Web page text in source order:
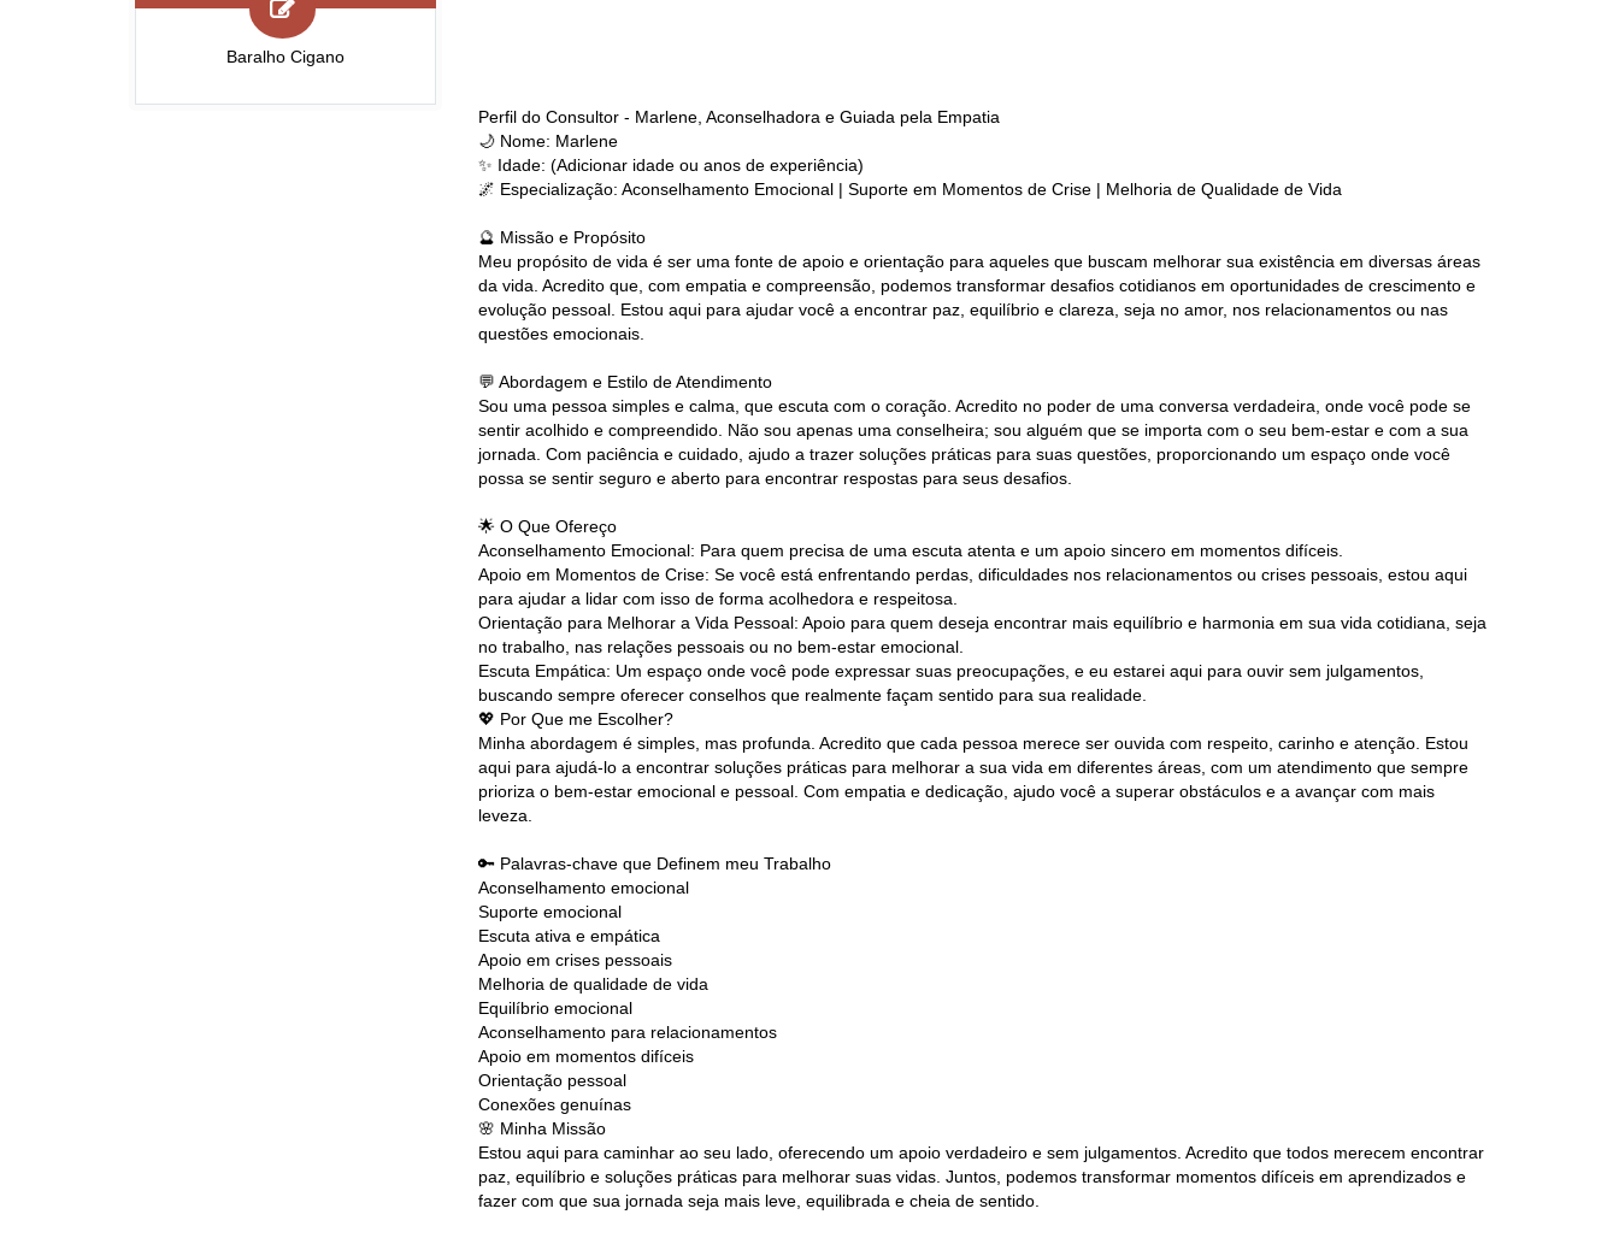
Baralho Cigano
Perfil do Consultor - Marlene, Aconselhadora e Guiada pela Empatia
🌙 Nome: Marlene
✨ Idade: (Adicionar idade ou anos de experiência)
🌌 Especialização: Aconselhamento Emocional | Suporte em Momentos de Crise | Melhoria de Qualidade de Vida
🔮 Missão e Propósito
Meu propósito de vida é ser uma fonte de apoio e orientação para aqueles que buscam melhorar sua existência em diversas áreas
da vida. Acredito que, com empatia e compreensão, podemos transformar desafios cotidianos em oportunidades de crescimento e
evolução pessoal. Estou aqui para ajudar você a encontrar paz, equilíbrio e clareza, seja no amor, nos relacionamentos ou nas
questões emocionais.
💬 Abordagem e Estilo de Atendimento
Sou uma pessoa simples e calma, que escuta com o coração. Acredito no poder de uma conversa verdadeira, onde você pode se
sentir acolhido e compreendido. Não sou apenas uma conselheira; sou alguém que se importa com o seu bem-estar e com a sua
jornada. Com paciência e cuidado, ajudo a trazer soluções práticas para suas questões, proporcionando um espaço onde você
possa se sentir seguro e aberto para encontrar respostas para seus desafios.
🌟 O Que Ofereço
Aconselhamento Emocional: Para quem precisa de uma escuta atenta e um apoio sincero em momentos difíceis.
Apoio em Momentos de Crise: Se você está enfrentando perdas, dificuldades nos relacionamentos ou crises pessoais, estou aqui
para ajudar a lidar com isso de forma acolhedora e respeitosa.
Orientação para Melhorar a Vida Pessoal: Apoio para quem deseja encontrar mais equilíbrio e harmonia em sua vida cotidiana, seja
no trabalho, nas relações pessoais ou no bem-estar emocional.
Escuta Empática: Um espaço onde você pode expressar suas preocupações, e eu estarei aqui para ouvir sem julgamentos,
buscando sempre oferecer conselhos que realmente façam sentido para sua realidade.
💖 Por Que me Escolher?
Minha abordagem é simples, mas profunda. Acredito que cada pessoa merece ser ouvida com respeito, carinho e atenção. Estou
aqui para ajudá-lo a encontrar soluções práticas para melhorar a sua vida em diferentes áreas, com um atendimento que sempre
prioriza o bem-estar emocional e pessoal. Com empatia e dedicação, ajudo você a superar obstáculos e a avançar com mais
leveza.
🔑 Palavras-chave que Definem meu Trabalho
Aconselhamento emocional
Suporte emocional
Escuta ativa e empática
Apoio em crises pessoais
Melhoria de qualidade de vida
Equilíbrio emocional
Aconselhamento para relacionamentos
Apoio em momentos difíceis
Orientação pessoal
Conexões genuínas
🌸 Minha Missão
Estou aqui para caminhar ao seu lado, oferecendo um apoio verdadeiro e sem julgamentos. Acredito que todos merecem encontrar
paz, equilíbrio e soluções práticas para melhorar suas vidas. Juntos, podemos transformar momentos difíceis em aprendizados e
fazer com que sua jornada seja mais leve, equilibrada e cheia de sentido.